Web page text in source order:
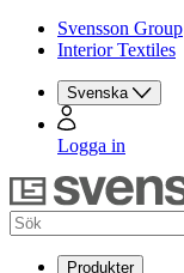
Svensson Group
Interior Textiles
Svenska
Logga in
Produkter